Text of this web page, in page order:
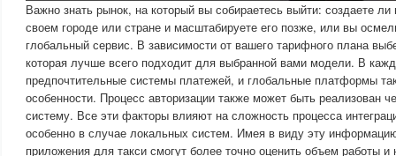
Важно знать рынок, на который вы собираетесь выйти: создаете
своем городе или стране и масштабируете его позже, или вы
глобальный сервис. В зависимости от вашего тарифного плана
которая лучше всего подходит для выбранной вами модели. В
предпочтительные системы платежей, и глобальные платформы
особенности. Процесс авторизации также может быть реализован
систему. Все эти факторы влияют на сложность процесса
особенно в случае локальных систем. Имея в виду эту
приложения для такси смогут более точно оценить объем работы